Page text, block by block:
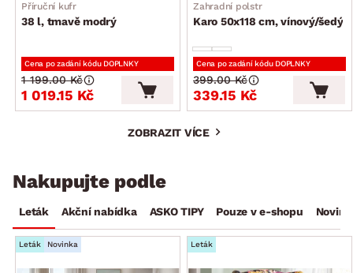
Příruční kufr
38 l, tmavě modrý
Cena po zadání kódu DOPLNKY
1 019.15 Kč
1 199.00 Kč
Zahradní polstr
Karo 50x118 cm, vínový/šedý
Cena po zadání kódu DOPLNKY
339.15 Kč
399.00 Kč
ZOBRAZIT VÍCE
Nakupujte podle
Leták Akční nabídka ASKO TIPY Pouze v e-shopu
Leták Novinka Leták